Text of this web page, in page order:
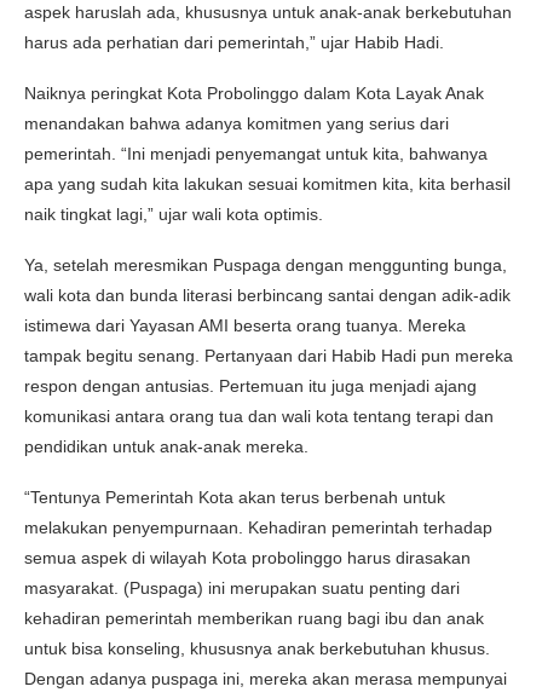
aspek haruslah ada, khususnya untuk anak-anak berkebutuhan
harus ada perhatian dari pemerintah,” ujar Habib Hadi.
Naiknya peringkat Kota Probolinggo dalam Kota Layak Anak
menandakan bahwa adanya komitmen yang serius dari
pemerintah. “Ini menjadi penyemangat untuk kita, bahwanya
apa yang sudah kita lakukan sesuai komitmen kita, kita berhasil
naik tingkat lagi,” ujar wali kota optimis.
Ya, setelah meresmikan Puspaga dengan menggunting bunga,
wali kota dan bunda literasi berbincang santai dengan adik-adik
istimewa dari Yayasan AMI beserta orang tuanya. Mereka
tampak begitu senang. Pertanyaan dari Habib Hadi pun mereka
respon dengan antusias. Pertemuan itu juga menjadi ajang
komunikasi antara orang tua dan wali kota tentang terapi dan
pendidikan untuk anak-anak mereka.
“Tentunya Pemerintah Kota akan terus berbenah untuk
melakukan penyempurnaan. Kehadiran pemerintah terhadap
semua aspek di wilayah Kota probolinggo harus dirasakan
masyarakat. (Puspaga) ini merupakan suatu penting dari
kehadiran pemerintah memberikan ruang bagi ibu dan anak
untuk bisa konseling, khususnya anak berkebutuhan khusus.
Dengan adanya puspaga ini, mereka akan merasa mempunyai